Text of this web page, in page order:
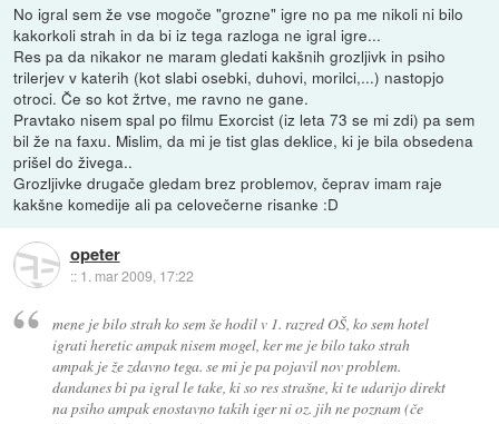
No igral sem že vse mogoče "grozne" igre no pa me nikoli ni bilo
kakorkoli strah in da bi iz tega razloga ne igral igre...
Res pa da nikakor ne maram gledati kakšnih grozljivk in psiho
trilerjev v katerih (kot slabi osebki, duhovi, morilci,...) nastopjo
otroci. Če so kot žrtve, me ravno ne gane.
Pravtako nisem spal po filmu Exorcist (iz leta 73 se mi zdi) pa sem
bil že na faxu. Mislim, da mi je tist glas deklice, ki je bila obsedena
prišel do živega..
Grozljivke drugače gledam brez problemov, čeprav imam raje
kakšne komedije ali pa celovečerne risanke :D
opeter
:: 1. mar 2009, 17:22
mene je bilo strah ko sem še hodil v 1. razred OŠ, ko sem hotel
igrati heretic ampak nisem mogel, ker me je bilo tako strah
ampak je že zdavno tega. se mi je pa pojavil nov problem.
dandanes bi pa igral le take, ki so res strašne, ki te udarijo direkt
na psiho ampak enostavno takih iger ni oz. jih ne poznam (če